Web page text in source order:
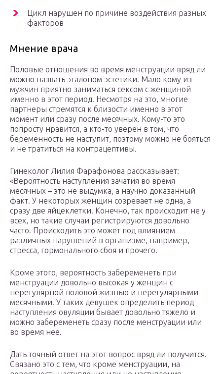
Цикл нарушен по причине воздействия разных
факторов
Мнение врача
Половые отношения во время менструации вряд ли
можно назвать эталоном эстетики. Мало кому из
мужчин приятно заниматься сексом с женщиной
именно в этот период. Несмотря на это, многие
партнеры стремятся к близости именно в этот
момент или сразу после месячных. Кому-то это
попросту нравится, а кто-то уверен в том, что
беременность не наступит, поэтому можно не бояться
и не тратиться на контрацептивы.
Гинеколог Лилия Фарафонова рассказывает:
«Вероятность наступления зачатия во время
месячных – это не выдумка, а научно доказанный
факт. У некоторых женщин созревает не одна, а
сразу две яйцеклетки. Конечно, так происходит не у
всех, но такие случаи регистрируются довольно
часто. Происходить это может под влиянием
различных нарушений в организме, например,
стресса, гормонального сбоя и прочего.
Кроме этого, вероятность забеременеть при
менструации довольно высокая у женщин с
нерегулярной половой жизнью и нерегулярными
месячными. У таких девушек определить период
наступления овуляции бывает довольно тяжело и
можно забеременеть сразу после менструации или
во время нее.
Дать точный ответ на этот вопрос вряд ли получится.
Связано это с тем, что кроме менструации, на